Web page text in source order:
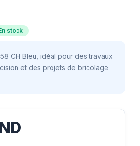
stock
CH Bleu, idéal pour des travaux
et des projets de bricolage